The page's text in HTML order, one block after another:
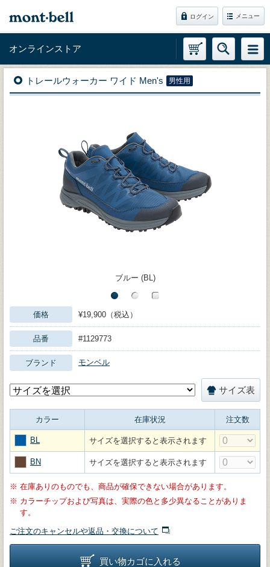
ログイン メニュー
オンラインストア
トレールウォーカー ワイド Men's 男性用
ブルー (BL)
価格 ¥19,900（税込）
品番 #1129773
ブランド モンベル
サイズ表
カラー 在庫状況 注文数
BL サイズを選択すると表示されます
BN サイズを選択すると表示されます
※ 在庫ありのものでも、商品が確保できない場合があります。
※ カラーチップおよび写真は、実際の色と多少異なることがありま
す。
ご注文のキャンセルや返品・交換について
買い物カゴに入れる